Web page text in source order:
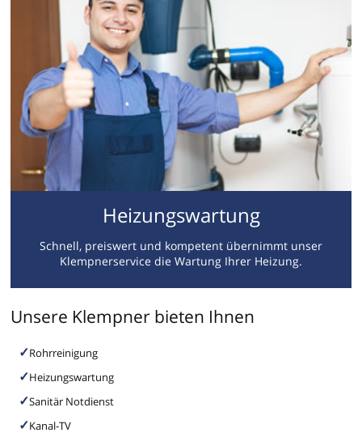
Heizungswartung
Schnell, preiswert und kompetent übernimmt unser
Klempnerservice die Wartung Ihrer Heizung.
Unsere Klempner bieten Ihnen
Rohrreinigung
Heizungswartung
Sanitär Notdienst
Kanal-TV